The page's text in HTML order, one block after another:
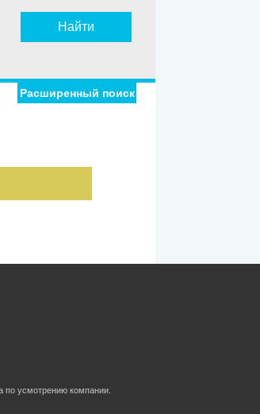
Найти
Расширенный поиск
по усмотрению компании.